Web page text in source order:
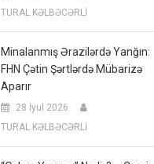
TURAL KƏLBƏCƏRLİ
Minalanmış Ərazilərdə Yanğın:
FHN Çətin Şərtlərdə Mübarizə
Aparır
28 İyul 2026
TURAL KƏLBƏCƏRLİ